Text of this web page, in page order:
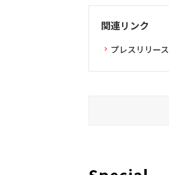
関連リンク
プレスリリース